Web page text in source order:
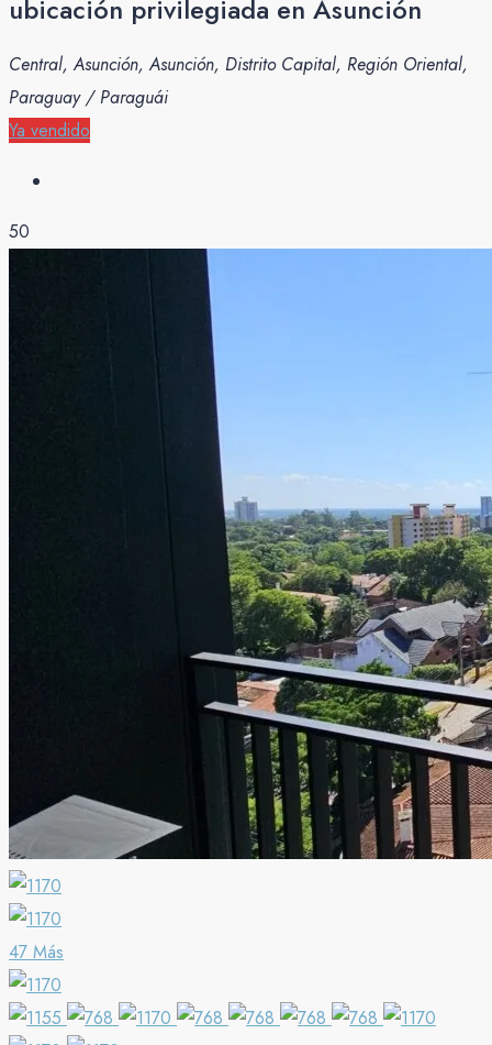
ubicación privilegiada en Asunción
Central, Asunción, Asunción, Distrito Capital, Región Oriental,
Paraguay / Paraguái
Ya vendido
50
47 Más